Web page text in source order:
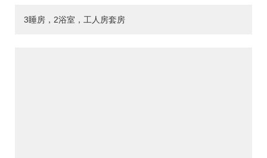
3睡房，2浴室，工人房套房